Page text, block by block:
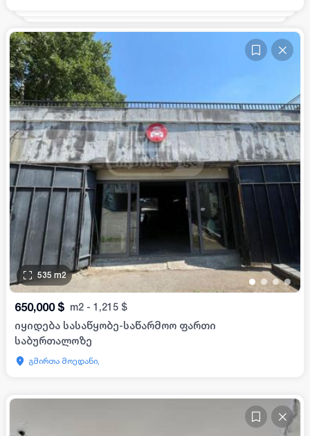
• • ••
535 m2
650,000 $ m2 - 1,215 $
იყიდება სასაწყობე-საწარმოო ფართი
საბურთალოზე
გმირთა მოედანი,